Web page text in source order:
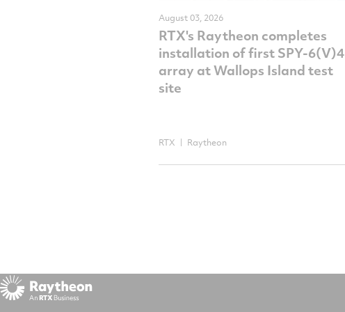
August 03, 2026
RTX's Raytheon completes
installation of first SPY-6(V)4
array at Wallops Island test
site
RTX Raytheon